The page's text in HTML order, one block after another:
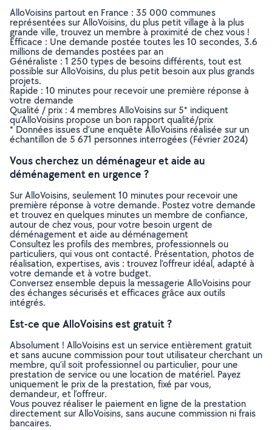
AlloVoisins partout en France : 35 000 communes
représentées sur AlloVoisins, du plus petit village à la plus
grande ville, trouvez un membre à proximité de chez vous !
Efficace : Une demande postée toutes les 10 secondes, 3.6
millions de demandes postées par an
Généraliste : 1 250 types de besoins différents, tout est
possible sur AlloVoisins, du plus petit besoin aux plus grands
projets.
Rapide : 10 minutes pour recevoir une première réponse à
votre demande
Qualité / prix : 4 membres AlloVoisins sur 5* indiquent
qu’AlloVoisins propose un bon rapport qualité/prix
* Données issues d’une enquête AlloVoisins réalisée sur un
échantillon de 5 671 personnes interrogées (Février 2024)
Vous cherchez un déménageur et aide au
déménagement en urgence ?
Sur AlloVoisins, seulement 10 minutes pour recevoir une
première réponse à votre demande. Postez votre demande
et trouvez en quelques minutes un membre de confiance,
autour de chez vous, pour votre besoin urgent de
déménagement et aide au déménagement
Consultez les profils des membres, professionnels ou
particuliers, qui vous ont contacté. Présentation, photos de
réalisation, expertises, avis : trouvez l'offreur idéal, adapté à
votre demande et à votre budget.
Conversez ensemble depuis la messagerie AlloVoisins pour
des échanges sécurisés et efficaces grâce aux outils
intégrés.
Est-ce que AlloVoisins est gratuit ?
Absolument ! AlloVoisins est un service entièrement gratuit
et sans aucune commission pour tout utilisateur cherchant un
membre, qu’il soit professionnel ou particulier, pour une
prestation de service ou une location de matériel. Payez
uniquement le prix de la prestation, fixé par vous,
demandeur, et l’offreur.
Vous pouvez réaliser le paiement en ligne de la prestation
directement sur AlloVoisins, sans aucune commission ni frais
bancaires.